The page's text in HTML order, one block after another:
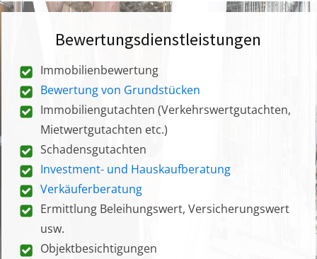
Bewertungsdienstleistungen
Immobilienbewertung
Bewertung von Grundstücken
Immobiliengutachten (Verkehrswertgutachten,
Mietwertgutachten etc.)
Schadensgutachten
Investment- und Hauskaufberatung
Verkäuferberatung
Ermittlung Beleihungswert, Versicherungswert
usw.
Objektbesichtigungen